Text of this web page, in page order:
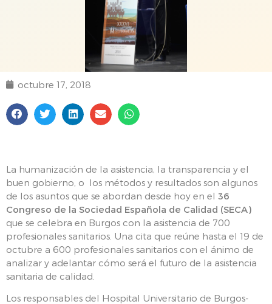
octubre 17, 2018
La humanización de la asistencia, la transparencia y el
buen gobierno, o los métodos y resultados son algunos
de los asuntos que se abordan desde hoy en el 36
Congreso de la Sociedad Española de Calidad (SECA)
que se celebra en Burgos con la asistencia de 700
profesionales sanitarios. Una cita que reúne hasta el 19 de
octubre a 600 profesionales sanitarios con el ánimo de
analizar y adelantar cómo será el futuro de la asistencia
sanitaria de calidad.
Los responsables del Hospital Universitario de Burgos-